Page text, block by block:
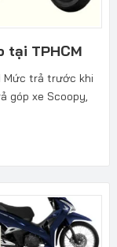
tại TPHCM
Mức trả trước khi
góp xe Scoopy,